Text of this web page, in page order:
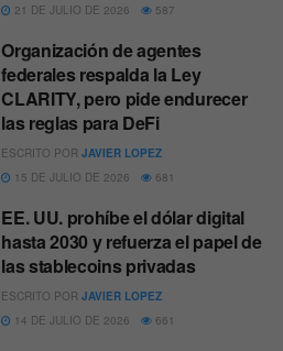
21 DE JULIO DE 2026
587
Organización de agentes
federales respalda la Ley
CLARITY, pero pide endurecer
las reglas para DeFi
ESCRITO POR JAVIER LOPEZ
15 DE JULIO DE 2026
681
EE. UU. prohíbe el dólar digital
hasta 2030 y refuerza el papel de
las stablecoins privadas
ESCRITO POR JAVIER LOPEZ
14 DE JULIO DE 2026
661